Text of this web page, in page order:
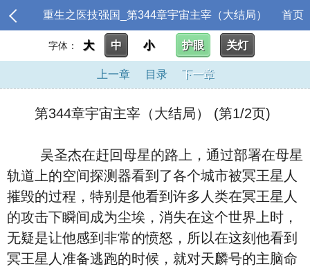
重生之医技强国_第344章宇宙主宰（大结局） 首页
字体： 大 中 小 护眼 关灯
上一章 目录 下一章
第344章宇宙主宰（大结局） (第1/2页)
吴圣杰在赶回母星的路上，通过部署在母星
轨道上的空间探测器看到了各个城市被冥王星人
摧毁的过程，特别是他看到许多人类在冥王星人
的攻击下瞬间成为尘埃，消失在这个世界上时，
无疑是让他感到非常的愤怒，所以在这刻他看到
冥王星人准备逃跑的时候，就对天麟号的主脑命